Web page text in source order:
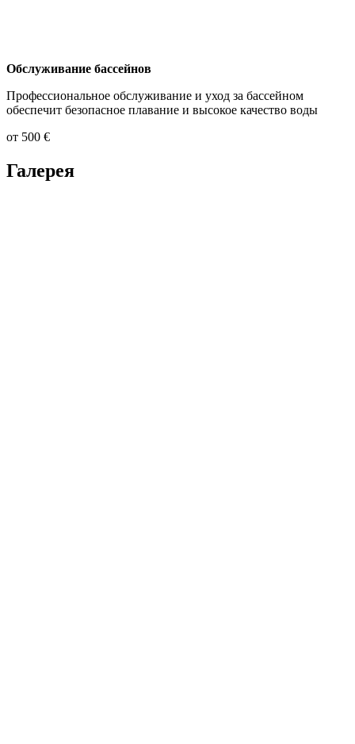
Обслуживание бассейнов
Профессиональное обслуживание и уход за бассейном
обеспечит безопасное плавание и высокое качество воды
от 500 €
Галерея